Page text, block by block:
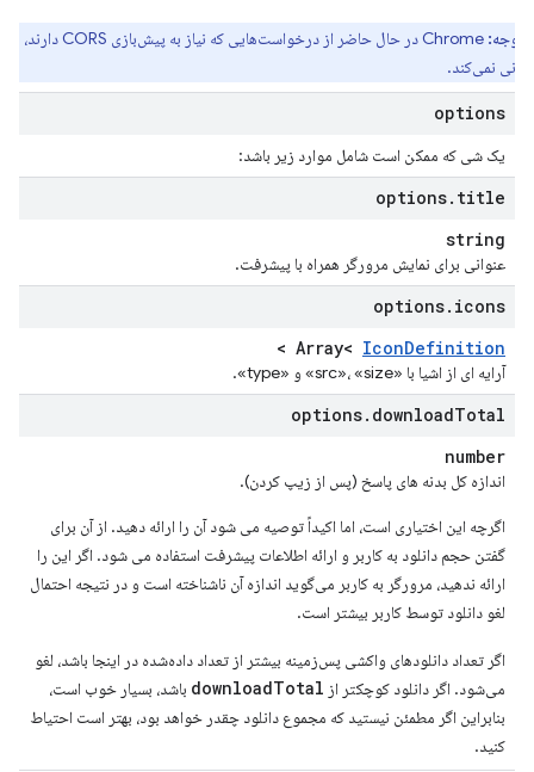
توجه:
Chrome در حال حاضر از درخواست‌هایی که نیاز به پیش‌بازی CORS دارند،
نمی‌کند.
options
یک شی که ممکن است شامل موارد زیر باشد:
options. title
string
عنوانی برای نمایش مرورگر همراه با پیشرفت.
options. icons
Array< IconDefinition
>
آرایه ای از اشیا با «src»، «size» و «type».
options. downloadTotal
number
اندازه کل بدنه های پاسخ (پس از زیپ کردن).
اگرچه این اختیاری است، اما اکیداً توصیه می شود آن را ارائه دهید. از آن برای
گفتن حجم دانلود به کاربر و ارائه اطلاعات پیشرفت استفاده می شود. اگر این را
ارائه ندهید، مرورگر به کاربر می‌گوید اندازه آن ناشناخته است و در نتیجه احتمال
لغو دانلود توسط کاربر بیشتر است.
اگر تعداد دانلودهای واکشی پس‌زمینه بیشتر از تعداد داده‌شده در اینجا باشد، لغو
می‌شود. اگر دانلود کوچکتر از downloadTotal باشد، بسیار خوب است،
بنابراین اگر مطمئن نیستید که مجموع دانلود چقدر خواهد بود، بهتر است احتیاط
کنید.